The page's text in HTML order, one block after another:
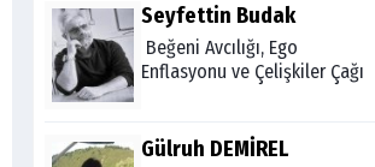
Seyfettin Budak
Beğeni Avcılığı, Ego
Enflasyonu ve Çelişkiler Çağı
Gülruh DEMİREL